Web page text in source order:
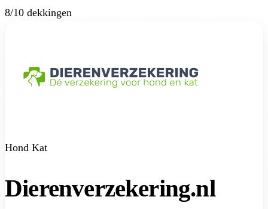
8/10 dekkingen
Hond Kat
Dierenverzekering.nl